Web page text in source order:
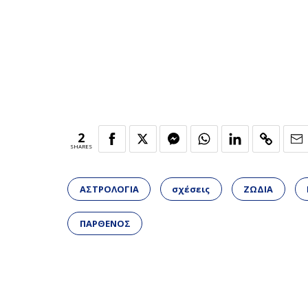
2
SHARES
ΑΣΤΡΟΛΟΓΙΑ σχέσεις ΖΩΔΙΑ
ΠΑΡΘΕΝΟΣ